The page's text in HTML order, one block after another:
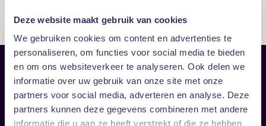
Deze website maakt gebruik van cookies
We gebruiken cookies om content en advertenties te
personaliseren, om functies voor social media te bieden
en om ons websiteverkeer te analyseren. Ook delen we
informatie over uw gebruik van onze site met onze
partners voor social media, adverteren en analyse. Deze
partners kunnen deze gegevens combineren met andere
informatie die u aan ze heeft verstrekt of die ze hebben
Sitemap
Home
Vrijwilligers
Disclaimer
Toegankelijkheid